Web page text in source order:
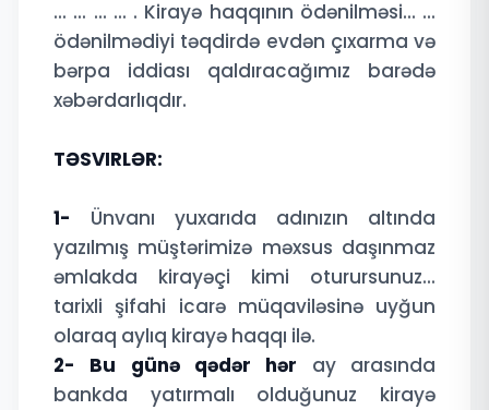
... ... ... ... . Kirayə haqqının ödənilməsi... ...
ödənilmədiyi təqdirdə evdən çıxarma və
bərpa iddiası qaldıracağımız barədə
xəbərdarlıqdır.
TƏSVIRLƏR:
1- Ünvanı yuxarıda adınızın altında
yazılmış müştərimizə məxsus daşınmaz
əmlakda kirayəçi kimi oturursunuz...
tarixli şifahi icarə müqaviləsinə uyğun
olaraq aylıq kirayə haqqı ilə.
2- Bu günə qədər hər ay arasında
bankda yatırmalı olduğunuz kirayə